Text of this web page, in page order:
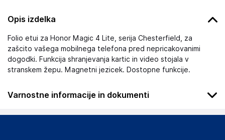
Opis izdelka
Folio etui za Honor Magic 4 Lite, serija Chesterfield, za
zašcito vašega mobilnega telefona pred nepricakovanimi
dogodki. Funkcija shranjevanja kartic in video stojala v
stranskem žepu. Magnetni jezicek. Dostopne funkcije.
Varnostne informacije in dokumenti
Podatki o proizvajalcu